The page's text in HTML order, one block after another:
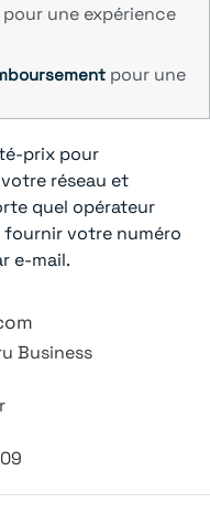
pour une expérience
pour une
prix pour
réseau et
quel opérateur
fournir votre numéro
e-mail.
Business